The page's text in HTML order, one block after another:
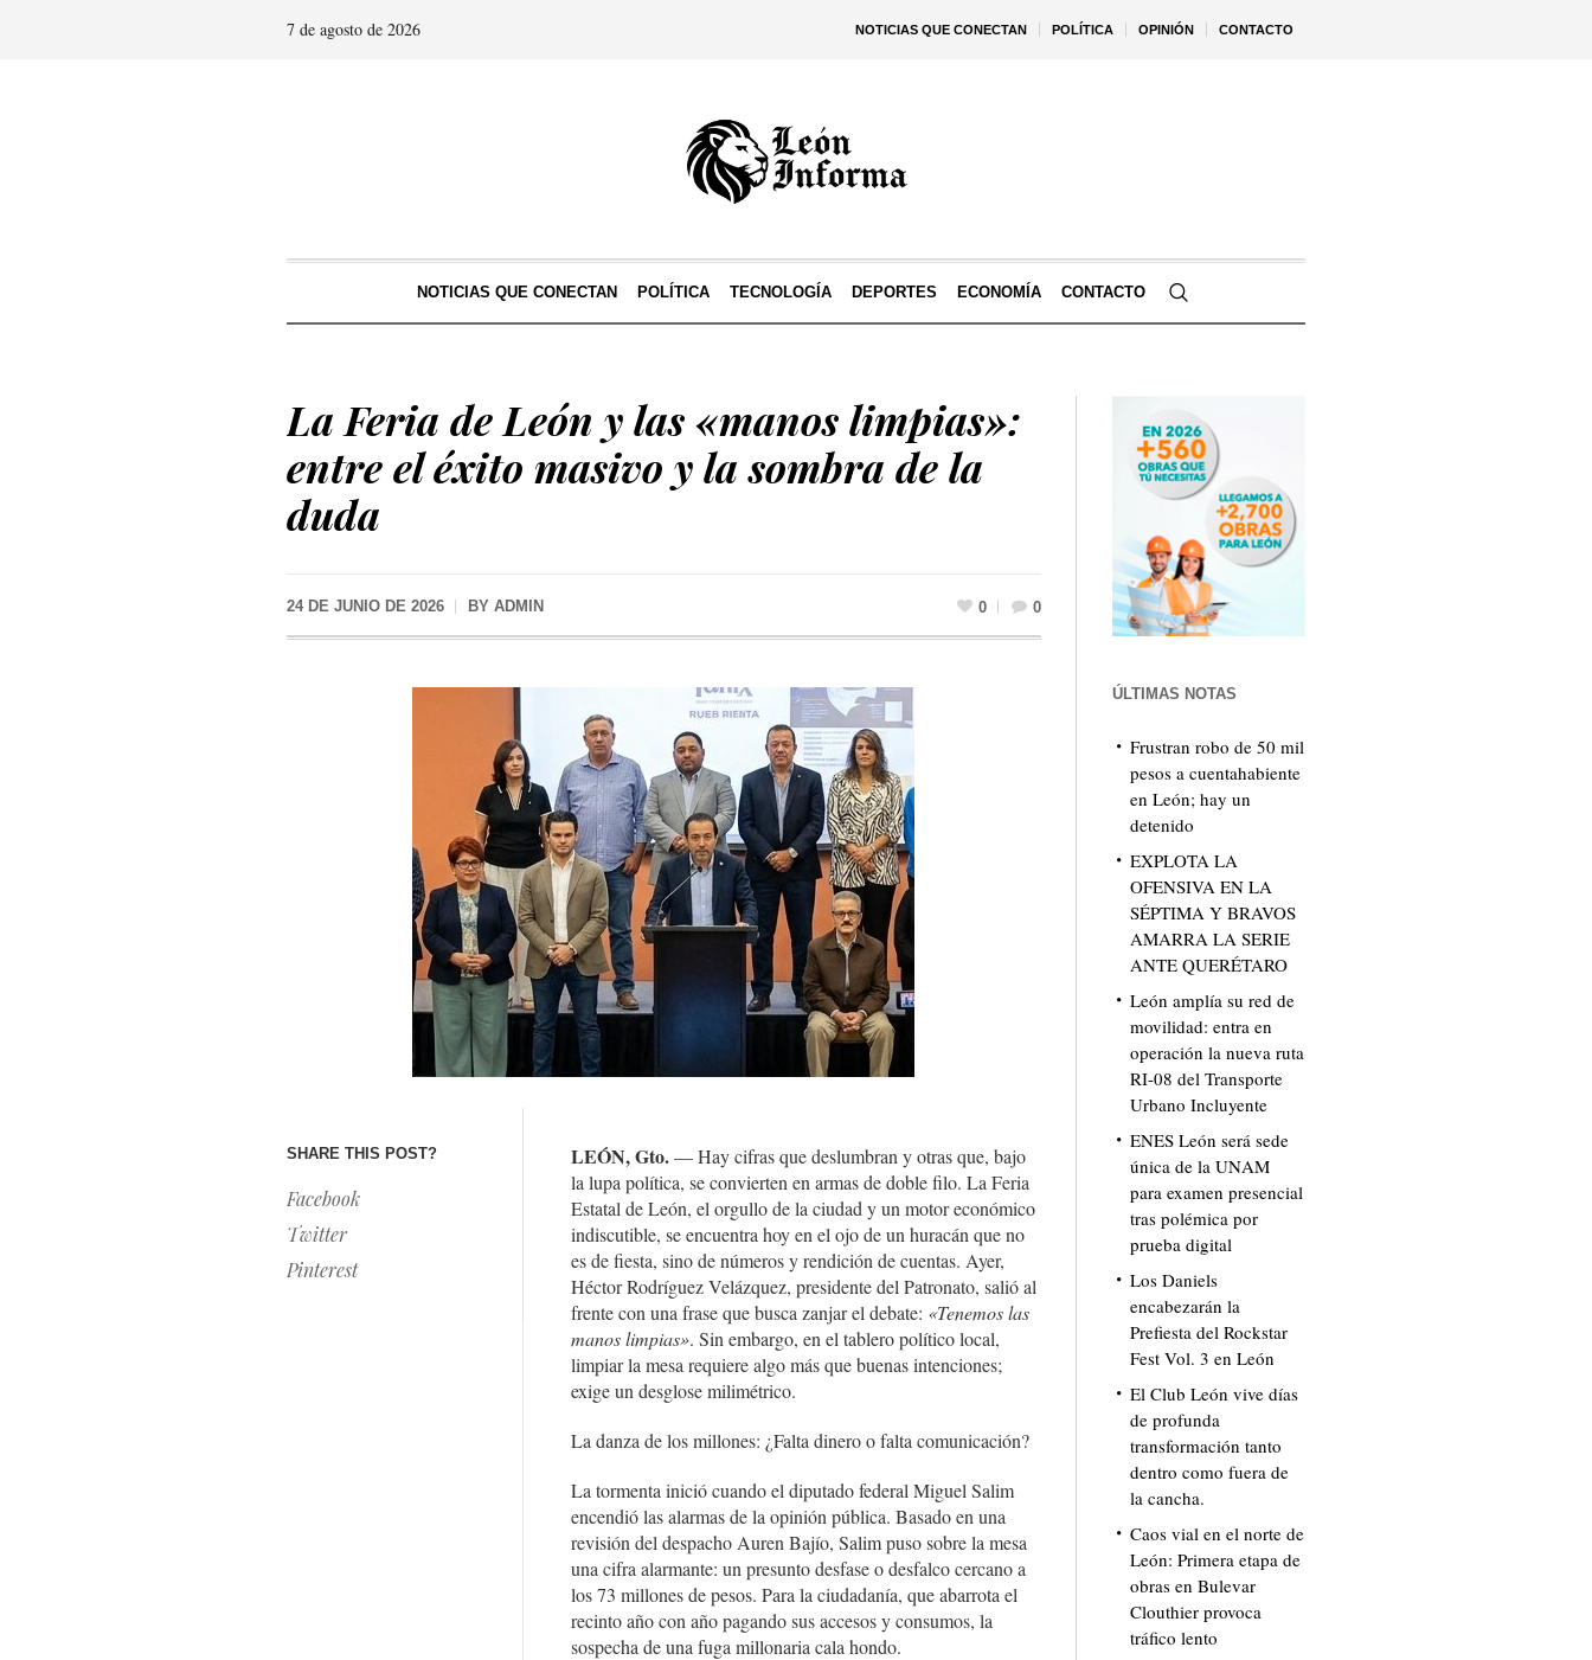
NOTICIAS QUE CONECTAN POLÍTICA OPINIÓN CONTACTO
7 de agosto de 2026
NOTICIAS QUE CONECTAN POLÍTICA TECNOLOGÍA DEPORTES ECONOMÍA CONTACTO
La Feria de León y las «manos limpias»:
entre el éxito masivo y la sombra de la
duda
24 DE JUNIO DE 2026 BY ADMIN 0 0
SHARE THIS POST?
Facebook
Twitter
Pinterest
LEÓN, Gto.— Hay cifras que deslumbran y otras que, bajo
la lupa política, se convierten en armas de doble filo. La Feria
Estatal de León, el orgullo de la ciudad y un motor económico
indiscutible, se encuentra hoy en el ojo de un huracán que no
es de fiesta, sino de números y rendición de cuentas. Ayer,
Héctor Rodríguez Velázquez, presidente del Patronato, salió al
frente con una frase que busca zanjar el debate: «Tenemos las
manos limpias». Sin embargo, en el tablero político local,
limpiar la mesa requiere algo más que buenas intenciones;
exige un desglose milimétrico.
La danza de los millones: ¿Falta dinero o falta comunicación?
La tormenta inició cuando el diputado federal Miguel Salim
encendió las alarmas de la opinión pública. Basado en una
revisión del despacho Auren Bajío, Salim puso sobre la mesa
una cifra alarmante: un presunto desfase o desfalco cercano a
los 73 millones de pesos. Para la ciudadanía, que abarrota el
recinto año con año pagando sus accesos y consumos, la
sospecha de una fuga millonaria cala hondo.
ÚLTIMAS NOTAS
Frustran robo de 50 mil
pesos a cuentahabiente
en León; hay un
detenido
EXPLOTA LA
OFENSIVA EN LA
SÉPTIMA Y BRAVOS
AMARRA LA SERIE
ANTE QUERÉTARO
León amplía su red de
movilidad: entra en
operación la nueva ruta
RI-08 del Transporte
Urbano Incluyente
ENES León será sede
única de la UNAM
para examen presencial
tras polémica por
prueba digital
Los Daniels
encabezarán la
Prefiesta del Rockstar
Fest Vol. 3 en León
El Club León vive días
de profunda
transformación tanto
dentro como fuera de
la cancha.
Caos vial en el norte de
León: Primera etapa de
obras en Bulevar
Clouthier provoca
tráfico lento